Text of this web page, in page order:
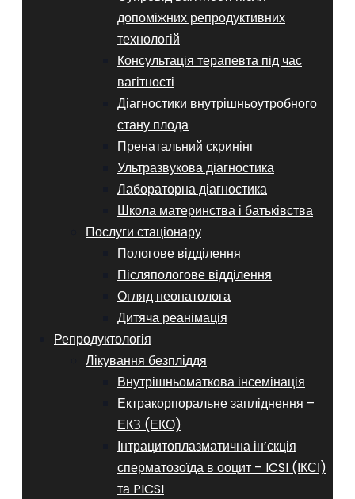
допоміжних репродуктивних
технологій
Консультація терапевта під час
вагітності
Діагностики внутрішньоутробного
стану плода
Пренатальний скринінг
Ультразвукова діагностика
Лабораторна діагностика
Школа материнства і батьківства
Послуги стаціонару
Пологове відділення
Післяпологове відділення
Огляд неонатолога
Дитяча реанімація
Репродуктологія
Лікування безпліддя
Внутрішньоматкова інсемінація
Ектракорпоральне запліднення –
ЕКЗ (ЕКО)
Інтрацитоплазматична ін’єкція
сперматозоїда в ооцит – ICSI (ІКСІ)
та PICSI